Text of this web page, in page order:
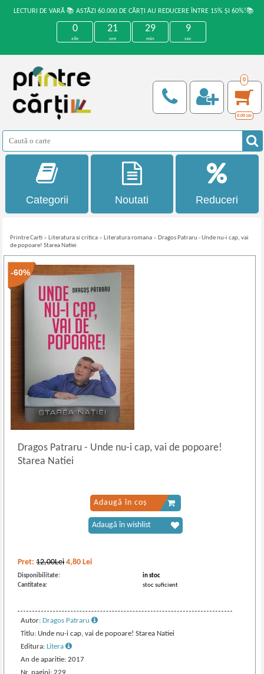
LECTURI DE VARĂ 📚 ASTĂZI 60.000 DE CĂRȚI AU REDUCERE ÎNTRE 15% ȘI 60%!📚
0
zile
21
ore
29
min
9
sec
0
0,00 Lei
Categorii Noutati Reduceri
Printre Carti » Literatura si critica » Literatura romana » Dragos Patraru - Unde nu-i cap, vai
de popoare! Starea Natiei
-60%
Dragos Patraru- Unde nu-i cap, vai de popoare!
Starea Natiei
Pret:12,00Lei 4,80 Lei
Disponibilitate:
in stoc
Cantitatea:
stoc suficient
Autor:Dragos Patraru
Titlu: Unde nu-i cap, vai de popoare! Starea Natiei
Editura:Litera
An de aparitie: 2017
Adaugă în coș
Adaugă în wishlist